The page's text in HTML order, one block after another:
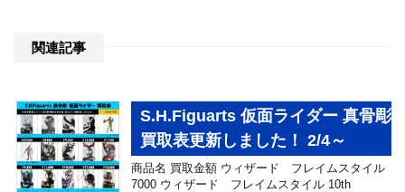
関連記事
S.H.Figuarts 仮面ライダー 真骨彫
買取表更新しました！ 2/4～
商品名 買取金額 ウィザード フレイムスタイル
7000 ウィザード フレイムスタイル 10th